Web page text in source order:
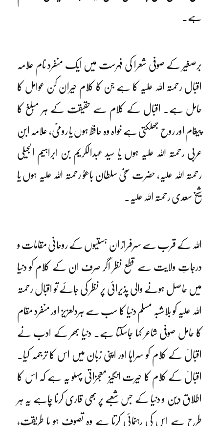
ہے۔
برصغیر کے صوفی شعرا کی فہرست میں ایک منفرد نام علامہ
اقبال رحمتہ اللہ علیہ کا ہے جن کا کلام حیران کن عوامل کا
حامل ہے۔ اقبال کے کلام سے حقیقت کے ہر مبلغ کا
پیغام اور روح جھلکتی ہے خواہ وہ حافظؒ ہوں یا رومیؒ، علامہ ابنِ
عربی رحمتہ اللہ علیہ ہوں یا سید عبدالکریم بن ابراہیم الجیلی
رحمتہ اللہ علیہ، حضرت سخی سلطان باھوُ رحمتہ اللہ علیہ ہوں یا
شیخ سعدی رحمتہ اللہ علیہ۔
اللہ کے قرب سے سرفراز ان ہستیوں کے روحانی مقامات و
درجاتِ ولایت سے قطع نظر اگر صرف ان کے کلام کو دنیا
میں حاصل ہونے والی پذیرائی پر نظر کی جائے تو اقبال رحمتہ
اللہ علیہ کو بلاشبہ مسلم دنیا کا سب سے ہردلعزیز اور منفرد مقام
کا حامل صوفی شاعر کہا جاسکتا ہے۔ دنیا بھر کے ادب نے
اقبالؒ کے کلام کو سراہا اور اپنی زبان میں اس کا ترجمہ کیا۔
اقبالؒ کے کلام کا حیرت انگیز معجزاتی پہلو یہ ہے کہ اس کا
اطلاق دین و دنیا کے جس شعبے پر بھی قاری کرنا چاہے یہ ہر
طرح سے اس کی رہنمائی کرتا ہے وہ تصوف ہو یا طریقت،